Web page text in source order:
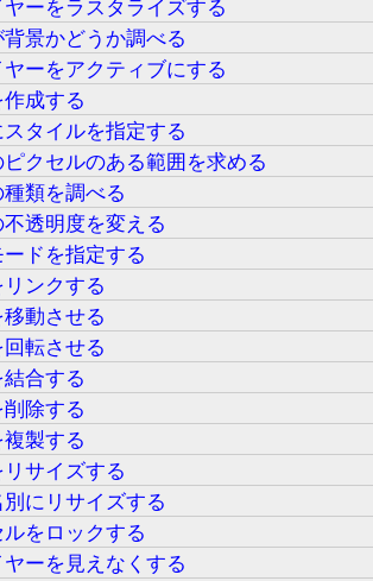
ーをラスタライズする
景かどうか調べる
ーをアクティブにする
成する
タイルを指定する
クセルのある範囲を求める
類を調べる
透明度を変える
ドを指定する
ンクする
動させる
転させる
合する
除する
製する
サイズする
にリサイズする
をロックする
ーを見えなくする